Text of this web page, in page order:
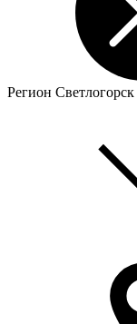
Регион Светлогорск